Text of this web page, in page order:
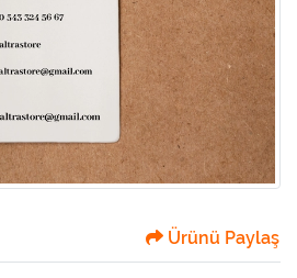
Ürünü Paylaş